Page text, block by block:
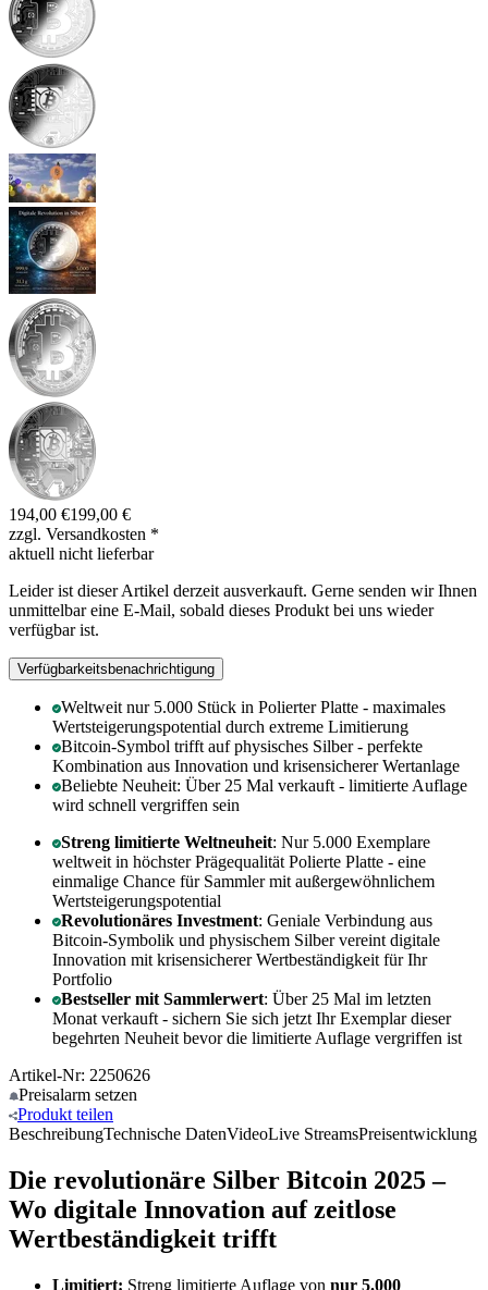
194,00 €199,00 €
zzgl. Versandkosten *
aktuell nicht lieferbar
Leider ist dieser Artikel derzeit ausverkauft. Gerne senden wir Ihnen
unmittelbar eine E-Mail, sobald dieses Produkt bei uns wieder
verfügbar ist.
Verfügbarkeitsbenachrichtigung
Weltweit nur 5.000 Stück in Polierter Platte - maximales
Wertsteigerungspotential durch extreme Limitierung
Bitcoin-Symbol trifft auf physisches Silber - perfekte
Kombination aus Innovation und krisensicherer Wertanlage
Beliebte Neuheit: Über 25 Mal verkauft - limitierte Auflage
wird schnell vergriffen sein
Streng limitierte Weltneuheit: Nur 5.000 Exemplare
weltweit in höchster Prägequalität Polierte Platte - eine
einmalige Chance für Sammler mit außergewöhnlichem
Wertsteigerungspotential
Revolutionäres Investment: Geniale Verbindung aus
Bitcoin-Symbolik und physischem Silber vereint digitale
Innovation mit krisensicherer Wertbeständigkeit für Ihr
Portfolio
Bestseller mit Sammlerwert: Über 25 Mal im letzten
Monat verkauft - sichern Sie sich jetzt Ihr Exemplar dieser
begehrten Neuheit bevor die limitierte Auflage vergriffen ist
Artikel-Nr: 2250626
Preisalarm setzen
Produkt teilen
BeschreibungTechnische DatenVideoLive StreamsPreisentwicklung
Die revolutionäre Silber Bitcoin 2025 –
Wo digitale Innovation auf zeitlose
Wertbeständigkeit trifft
Limitiert: Streng limitierte Auflage von nur 5.000